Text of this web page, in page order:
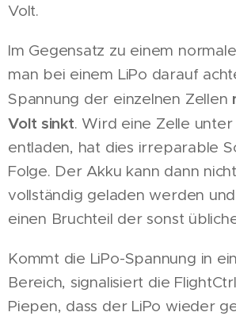
Volt.
Im Gegensatz zu einem
man bei einem LiPo darauf
Spannung der einzelnen Zellen
Volt sinkt. Wird eine Zelle unter
entladen, hat dies irreparable
Folge. Der Akku kann dann
vollständig geladen werden
einen Bruchteil der sonst
Kommt die LiPo-Spannung in
Bereich, signalisiert die
Piepen, dass der LiPo wieder